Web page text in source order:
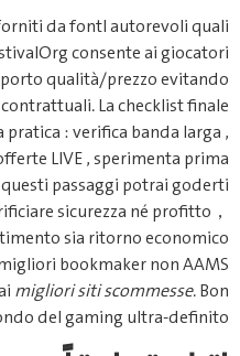
Utilizzare dati oggettivi
d’identificareil miglior
nascoste nei termini
proposta funge da guida
licenze , confronta
demo gratuito.​ Seguendo
cristalline senza
così sia
competitivo dei
altre piattaforme affiliate ai
viaggio nel